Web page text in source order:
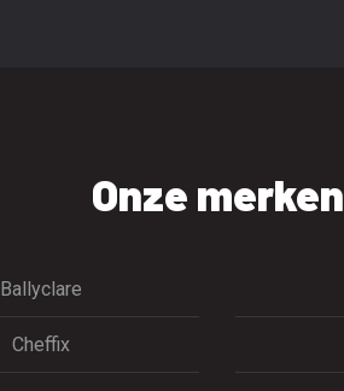
Onze merken
Ballyclare
Cheffix